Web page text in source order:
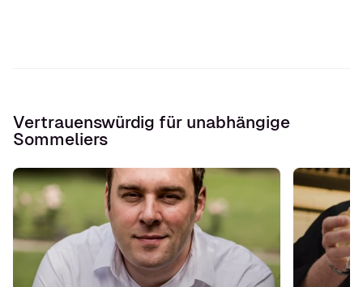
Vertrauenswürdig für unabhängige
Sommeliers